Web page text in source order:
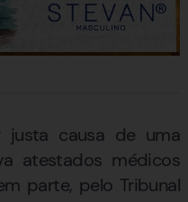
justa causa de uma
atestados médicos
parte, pelo Tribunal